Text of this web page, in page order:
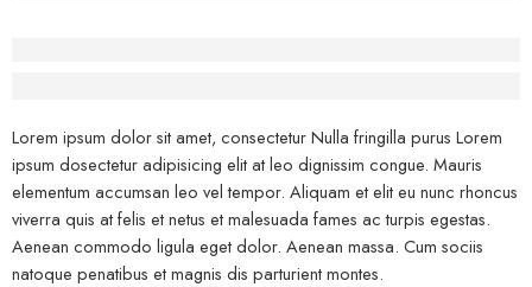
Lorem ipsum dolor sit amet, consectetur Nulla fringilla purus Lorem
ipsum dosectetur adipisicing elit at leo dignissim congue. Mauris
elementum accumsan leo vel tempor. Aliquam et elit eu nunc rhoncus
viverra quis at felis et netus et malesuada fames ac turpis egestas.
Aenean commodo ligula eget dolor. Aenean massa. Cum sociis
natoque penatibus et magnis dis parturient montes.